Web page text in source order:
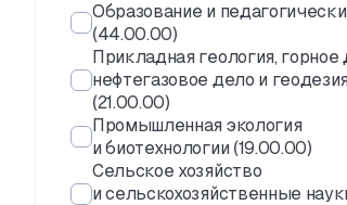
Образование и
(44.00.00)
Прикладная геология, горное
нефтегазовое дело и геодезия
(21.00.00)
Промышленная экология
и биотехнологии (19.00.00)
Сельское хозяйство
и сельскохозяйственные